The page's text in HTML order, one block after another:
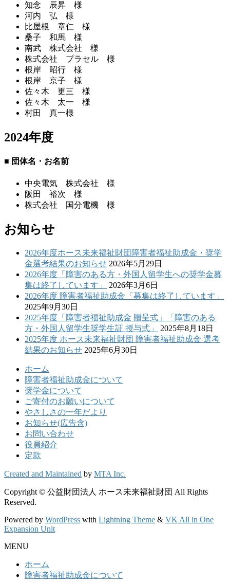
知念 辰昇 様
河内 弘 様
比屋根 章仁 様
桑子 和馬 様
南武 株式会社 様
株式会社 プラセル 様
根岸 昭行 様
根岸 京子 様
佐々木 更三 様
佐々木 太一 様
村田 真一様
2024年度
■ 団体名・お名前
中央電気 株式会社 様
阪田 裕次 様
株式会社 国分電機 様
お知らせ
2026年度ホース未来福祉財団障害者福祉助成金・奨学
金選考結果のお知らせ 2026年5月29日
2026年度「障害のある方・外国人留学生への奨学金募
集は終了しています」
2026年3月6日
2026年度 障害者福祉助成金「募集は終了しています」
2025年9月30日
2025年度「障害者福祉助成金 贈呈式」「障害のある
方・外国人留学生奨学生証 授与式」
2025年8月18日
2025年度 ホース未来福祉財団 障害者福祉助成金 選考
結果のお知らせ 2025年6月30日
ホーム
障害者福祉助成金について
奨学金について
ご寄付のお願いについて
やさしさの一年だより
お知らせ(広告含)
お問い合わせ
役員紹介
定款
Created and Maintained by MTA Inc.
Copyright © 公益財団法人 ホース未来福祉財団 All Rights
Reserved.
Powered by WordPress with Lightning Theme & VK All in One
Expansion Unit
MENU
ホーム
障害者福祉助成金について